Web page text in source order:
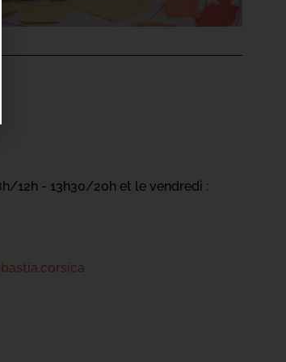
12h - 13h30/20h et le vendredi :